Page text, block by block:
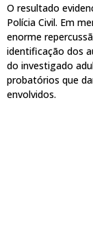
O resultado
Polícia Civil. Em
enorme
identificação dos
do investigado
probatórios que
envolvidos.